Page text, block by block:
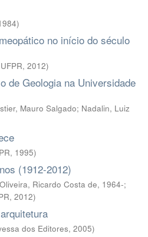
)
no início do século
, 2012)
de Geologia na Universidade
Mauro Salgado; Nadalin, Luiz
, 1995)
(1912-2012)
Ricardo Costa de, 1964-;
, 2012)
dos Editores, 2005)